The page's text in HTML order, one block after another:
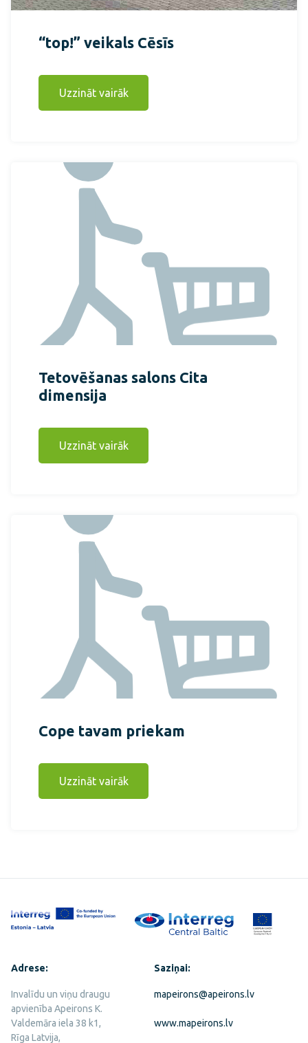
“top!” veikals Cēsīs
Uzzināt vairāk
Tetovēšanas salons Cita
dimensija
Uzzināt vairāk
Cope tavam priekam
Uzzināt vairāk
Adrese:
Invalīdu un viņu draugu
apvienība Apeirons K.
Valdemāra iela 38 k1,
Rīga Latvija,
Saziņai:
mapeirons@apeirons.lv
www.mapeirons.lv